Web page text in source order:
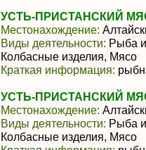
УСТЬ-ПРИСТАНСКИЙ
Местонахождение:
Виды деятельности: Рыба
Колбасные изделия, Мясо
Краткая информация:
УСТЬ-ПРИСТАНСКИЙ
Местонахождение:
Виды деятельности: Рыба
Колбасные изделия, Мясо